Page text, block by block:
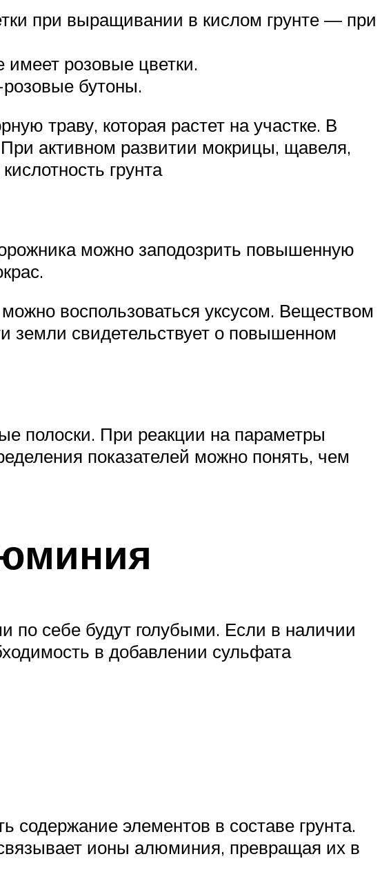
при выращивании в кислом грунте — при
розовые цветки.
бутоны.
траву, которая растет на участке. В
активном развитии мокрицы, щавеля,
грунта
можно заподозрить повышенную
воспользоваться уксусом. Веществом
земли свидетельствует о повышенном
полоски. При реакции на параметры
показателей можно понять, чем
по себе будут голубыми. Если в наличии
в добавлении сульфата
содержание элементов в составе грунта.
ионы алюминия, превращая их в